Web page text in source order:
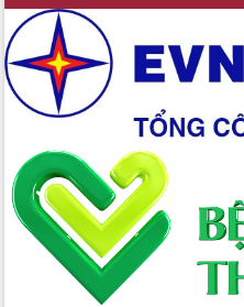
quan trọng
Thống nhất danh sách giới thiệu ứng
cử đại biểu Quốc hội khoá XVI và đại
biểu HĐND tỉnh Đắk Lắk, nhiệm kỳ
2026-2031
Phát động hai phong trào thi đua quan
trọng trong kỷ nguyên mới
Hội nghị lần thứ tư Ban Chỉ đạo công
tác bầu cử tỉnh Đắk Lắk
Hội nghị Báo cáo viên Trung ương
tháng 01/2026
Phó Thủ tướng Hồ Quốc Dũng đánh giá
cao kết quả Chiến dịch Quang Trung